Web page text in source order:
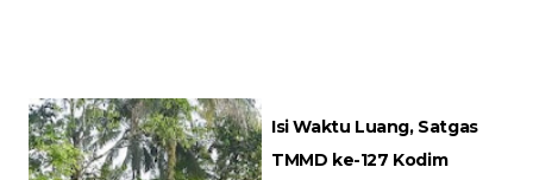
Isi Waktu Luang, Satgas
TMMD ke-127 Kodim